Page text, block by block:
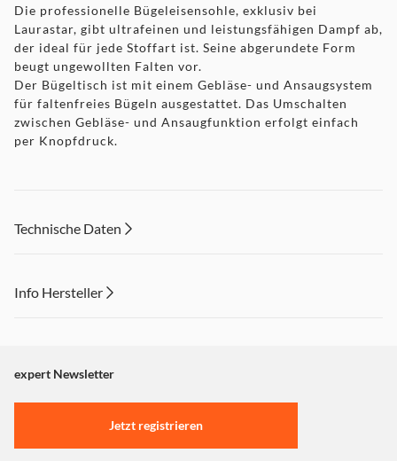
Die professionelle Bügeleisensohle, exklusiv bei
Laurastar, gibt ultrafeinen und leistungsfähigen Dampf ab,
der ideal für jede Stoffart ist. Seine abgerundete Form
beugt ungewollten Falten vor.
Der Bügeltisch ist mit einem Gebläse- und Ansaugsystem
für faltenfreies Bügeln ausgestattet. Das Umschalten
zwischen Gebläse- und Ansaugfunktion erfolgt einfach
per Knopfdruck.
Technische Daten
Info Hersteller
"Marketing".
Einstellungen anpassen
expert Newsletter
Jetzt registrieren